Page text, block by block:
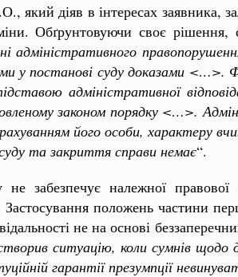
який діяв в інтересах заявника,
Обґрунтовуючи своє рішення,
адміністративного
у постанові суду доказами <…>.
адміністративної
законом порядку <…>.
його особи, характеру
та закриття справи немає“.
забезпечує належної правової
положень частини
не на основі
ситуацію, коли сумнів щодо
гарантії презумпції